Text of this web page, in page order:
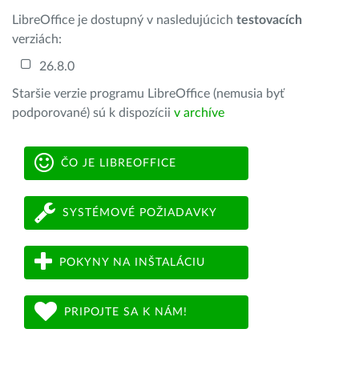
LibreOffice je dostupný v nasledujúcich testovacích
verziách:
26.8.0
Staršie verzie programu LibreOffice (nemusia byť
podporované) sú k dispozícii v archíve
ČO JE LIBREOFFICE
SYSTÉMOVÉ POŽIADAVKY
POKYNY NA INŠTALÁCIU
PRIPOJTE SA K NÁM!